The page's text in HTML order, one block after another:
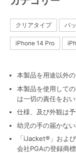
クリアタイプ バ
iPhone 14 Pro
本製品を用途以外
本製品を使用して
は一切の責任をお
仕様、及び外観は
幼児の手の届かな
「iJacket®」およ
会社PGAの登録商標